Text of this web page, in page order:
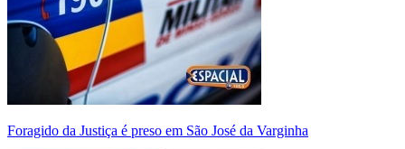
Foragido da Justiça é preso em São José da Varginha